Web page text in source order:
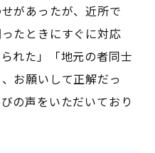
があったが、近所で
たときにすぐに対応
れた」「地元の者同士
お願いして正解だっ
の声をいただいており